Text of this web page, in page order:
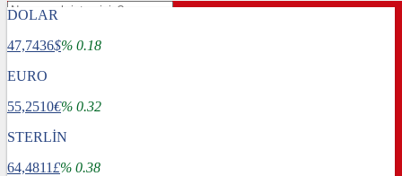
DOLAR
47,7436$% 0.18
EURO
55,2510€% 0.32
STERLİN
64,4811£% 0.38